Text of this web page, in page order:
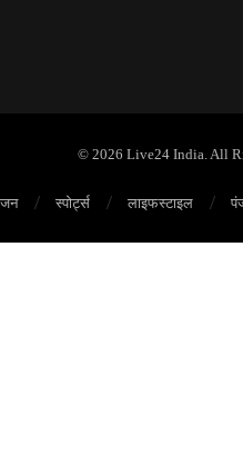
© 2026 Live24 India. All
स्पोर्ट्स लाइफस्टाइल